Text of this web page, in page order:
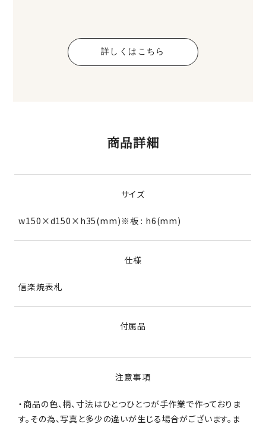
詳しくはこちら
商品詳細
サイズ
w150×d150×h35(mm)※板 : h6(mm)
仕様
信楽焼表札
付属品
注意事項
・商品の色、柄、寸法はひとつひとつが手作業で作っておりま
す。その為、写真と多少の違いが生じる場合がございます。ま